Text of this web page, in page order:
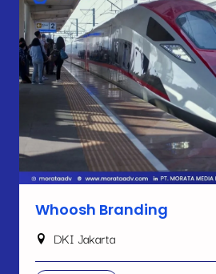
Whoosh Branding
DKI Jakarta